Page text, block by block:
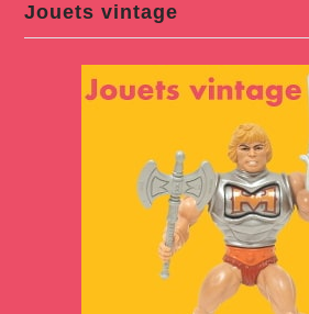
Jouets vintage